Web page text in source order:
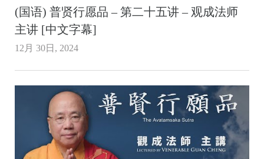
(国语) 普贤行愿品 – 第二十五讲 – 观成法师
主讲 [中文字幕]
12月 30日, 2024